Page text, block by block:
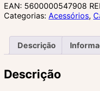
EAN: 5600000547908
Categorias: Acessórios,
Descrição
Descrição